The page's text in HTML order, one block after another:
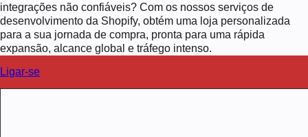
integrações não confiáveis? Com os nossos serviços de
desenvolvimento da Shopify, obtém uma loja personalizada
para a sua jornada de compra, pronta para uma rápida
expansão, alcance global e tráfego intenso.
Ligar-se